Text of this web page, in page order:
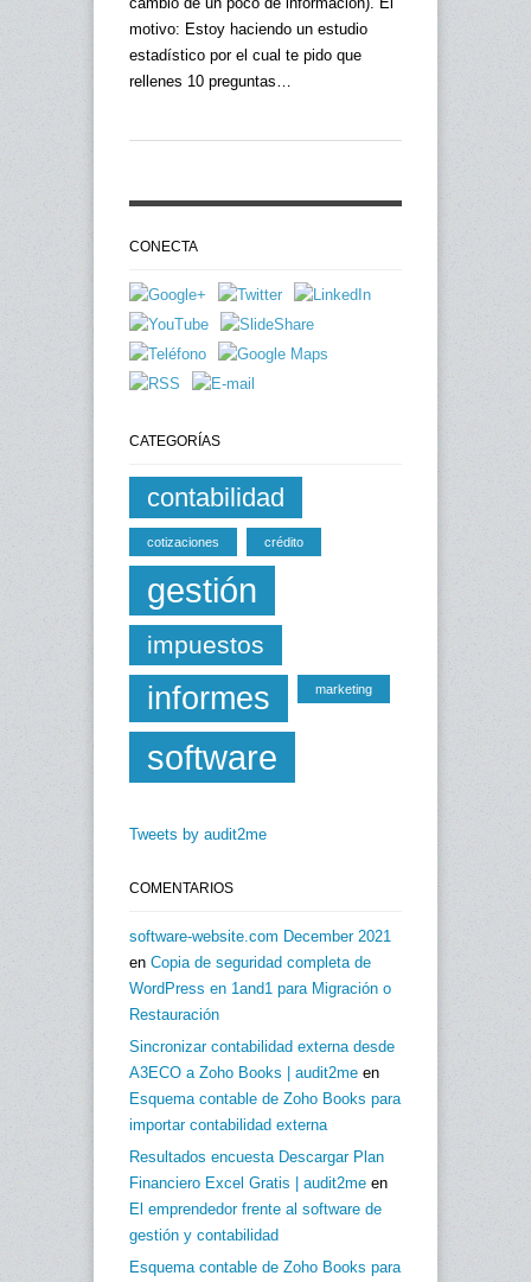
motivo: Estoy haciendo un estudio
estadístico por el cual te pido que
rellenes 10 preguntas…
CONECTA
CATEGORÍAS
contabilidad
cotizaciones crédito
gestión
impuestos
informes marketing
software
Tweets by audit2me
COMENTARIOS
software-website.com December 2021
en Copia de seguridad completa de
WordPress en 1and1 para Migración o
Restauración
Sincronizar contabilidad externa desde
A3ECO a Zoho Books | audit2me en
Esquema contable de Zoho Books para
importar contabilidad externa
Resultados encuesta Descargar Plan
Financiero Excel Gratis | audit2me en
El emprendedor frente al software de
gestión y contabilidad
Esquema contable de Zoho Books para